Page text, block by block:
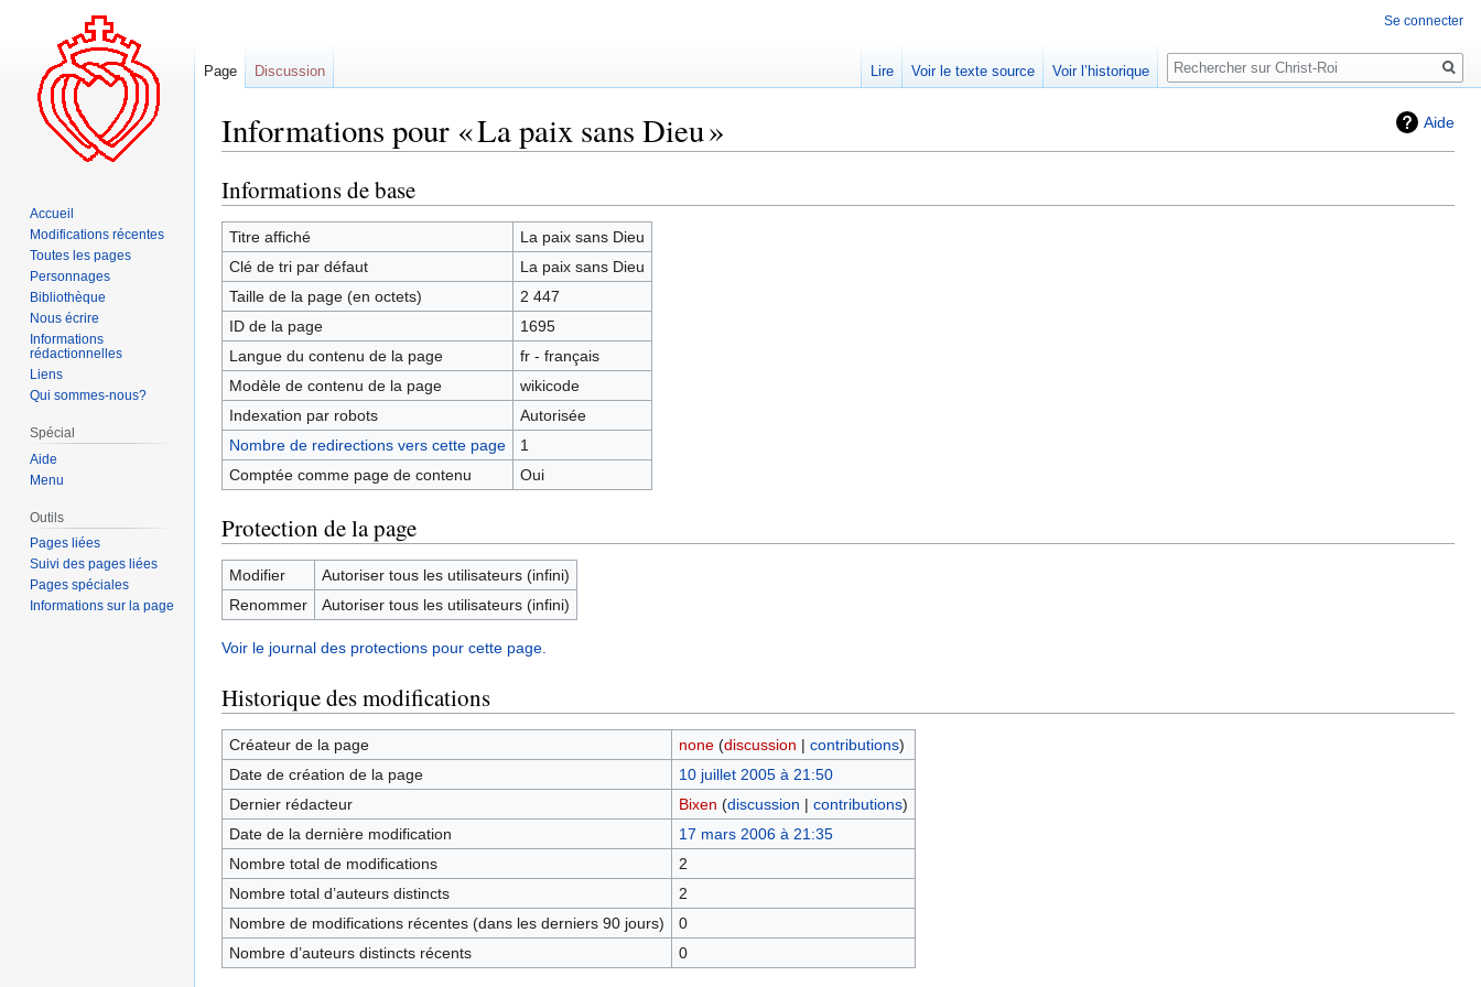
Aide
Informations pour « La paix sans Dieu »
Aller
à
la
navigation
Aller
à
la
recherche
Informations de base
Titre affiché
La paix sans Dieu
Clé de tri par défaut
La paix sans Dieu
Taille de la page (en octets)
2 447
ID de la page
1695
Langue du contenu de la page
fr - français
Modèle de contenu de la page
wikicode
Indexation par robots
Autorisée
Nombre de redirections vers cette page
1
Comptée comme page de contenu
Oui
Protection de la page
Modifier
Autoriser tous les utilisateurs (infini)
Renommer
Autoriser tous les utilisateurs (infini)
Voir le journal des protections pour cette page.
Historique des modifications
Créateur de la page none (discussion | contributions)
Date de création de la page
10 juillet 2005 à 21:50
Dernier rédacteur
Bixen (discussion | contributions)
Date de la dernière modification
17 mars 2006 à 21:35
Nombre total de modifications
2
Nombre total d’auteurs distincts
2
Nombre de modifications récentes (dans les derniers 90 jours)
0
Nombre d’auteurs distincts récents
0
Se connecter
Page Discussion Lire Voir le texte source Voir l’historique
Rechercher
Accueil
Modifications récentes
Toutes les pages
Personnages
Bibliothèque
Nous écrire
Informations
rédactionnelles
Liens
Qui sommes-nous?
Spécial
Aide
Menu
Outils
Pages liées
Suivi des pages liées
Pages spéciales
Informations sur la page